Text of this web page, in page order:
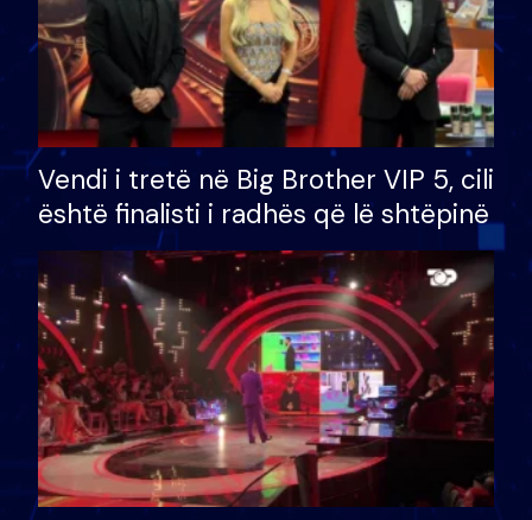
Vendi i tretë në Big Brother VIP 5, cili
është finalisti i radhës që lë shtëpinë